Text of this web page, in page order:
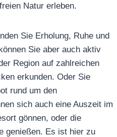
Natur erleben.
Sie Erholung, Ruhe und
Sie aber auch aktiv
Region auf zahlreichen
erkunden. Oder Sie
rund um den
sich auch eine Auszeit im
gönnen, oder die
genießen. Es ist hier zu